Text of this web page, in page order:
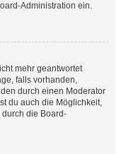
Administration ein.
mehr geantwortet
falls vorhanden,
durch einen Moderator
du auch die Möglichkeit,
die Board-